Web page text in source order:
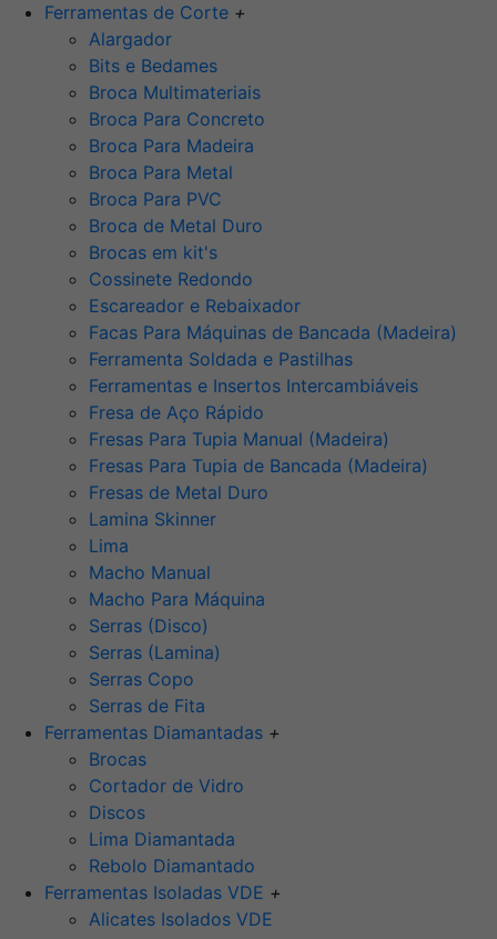
Ferramentas de Corte +
Alargador
Bits e Bedames
Broca Multimateriais
Broca Para Concreto
Broca Para Madeira
Broca Para Metal
Broca Para PVC
Broca de Metal Duro
Brocas em kit's
Cossinete Redondo
Escareador e Rebaixador
Facas Para Máquinas de Bancada (Madeira)
Ferramenta Soldada e Pastilhas
Ferramentas e Insertos Intercambiáveis
Fresa de Aço Rápido
Fresas Para Tupia Manual (Madeira)
Fresas Para Tupia de Bancada (Madeira)
Fresas de Metal Duro
Lamina Skinner
Lima
Macho Manual
Macho Para Máquina
Serras (Disco)
Serras (Lamina)
Serras Copo
Serras de Fita
Ferramentas Diamantadas +
Brocas
Cortador de Vidro
Discos
Lima Diamantada
Rebolo Diamantado
Ferramentas Isoladas VDE +
Alicates Isolados VDE